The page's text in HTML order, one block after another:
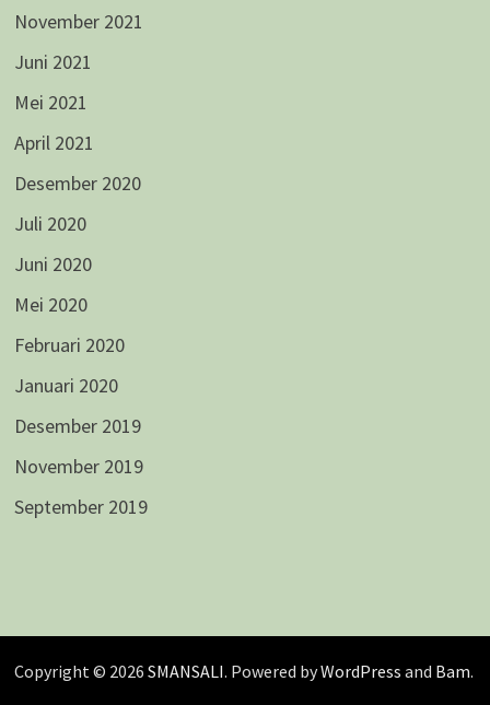
November 2021
Juni 2021
Mei 2021
April 2021
Desember 2020
Juli 2020
Juni 2020
Mei 2020
Februari 2020
Januari 2020
Desember 2019
November 2019
September 2019
Copyright © 2026 SMANSALI. Powered byWordPress and Bam.